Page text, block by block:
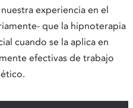
experiencia en el
que la hipnoterapia
cuando se la aplica en
efectivas de trabajo